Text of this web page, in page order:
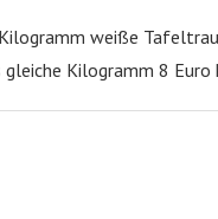
weiße
gleiche Kilogramm 8